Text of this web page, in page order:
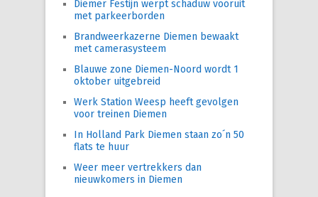
Diemer Festijn werpt schaduw vooruit
met parkeerborden
Brandweerkazerne Diemen bewaakt
met camerasysteem
Blauwe zone Diemen-Noord wordt 1
oktober uitgebreid
Werk Station Weesp heeft gevolgen
voor treinen Diemen
In Holland Park Diemen staan zo´n 50
flats te huur
Weer meer vertrekkers dan
nieuwkomers in Diemen